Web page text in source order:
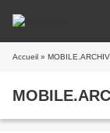
Accueil »